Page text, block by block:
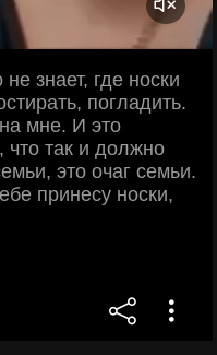
знает, где носки
погладить.
мне. И это
что так и должно
это очаг семьи.
принесу носки,